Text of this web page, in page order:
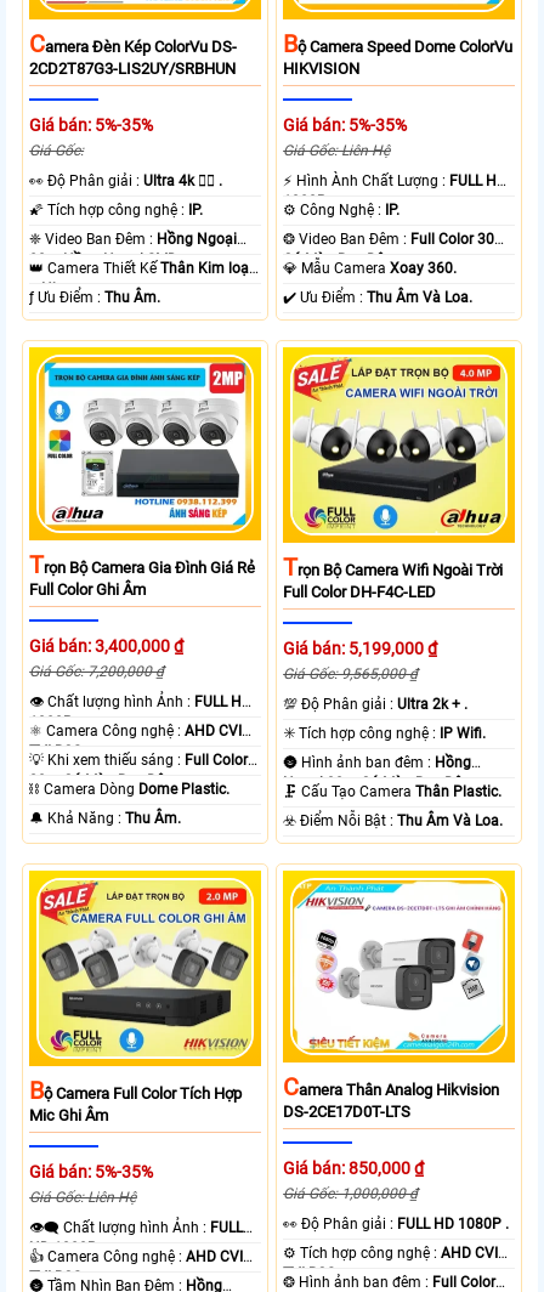
CAmera Đèn Kép ColorVu DS-
2CD2T87G3-LIS2UY/SRBHUN
Giá bán: 5%-35%
Giá Gốc:
️👀 Độ Phân giải :Ultra 4k 👍🏾 .
🌠 Tích hợp công nghệ : IP.
❈ Video Ban Đêm : Hồng Ngoại
80m Hồng Ngoại SMD.
👑 Camera Thiết KếThân Kim loại
+ Nhựa.
️ƒ Ưu Điểm :Thu Âm.
BỘ Camera Speed Dome ColorVu
HIKVISION
Giá bán: 5%-35%
Giá Gốc: Liên Hệ
️⚡ Hình Ành Chất Lượng : FULL HD
1080P .
⚙ Công Nghệ : IP.
❂ Video Ban Đêm : Full Color 30m
Có Màu Ban Ðêm.
💎 Mẫu CameraXoay 360.
️✔️ Ưu Điểm :Thu Âm Và Loa.
TRọn Bộ Camera Gia Đình Giá Rẻ
Full Color Ghi Âm
Giá bán: 3,400,000 ₫
Giá Gốc: 7,200,000 ₫
👁 Chất lượng hình Ảnh : FULL HD
1080P .
⚛️ Camera Công nghệ :AHD CVI
TVI BCS.
💡 Khi xem thiếu sáng : Full Color
20m Có Màu Ban Ðêm.
⛓ Camera Dòng Dome Plastic.
️🔔 Khả Năng :Thu Âm.
TRọn Bộ Camera Wifi Ngoài Trời
Full Color DH-F4C-LED
Giá bán: 5,199,000 ₫
Giá Gốc: 9,565,000 ₫
💯 Độ Phân giải :Ultra 2k + .
✳️ Tích hợp công nghệ :
IP Wifi.
🌚 Hình ảnh ban đêm : Hồng
Ngoại 30m Có Màu Ban Ðêm.
🗜️ Cấu Tạo CameraThân Plastic.
️☣️ Điểm Nỗi Bật :Thu Âm Và Loa.
BỘ Camera Full Color Tích Hợp
Mic Ghi Âm
Giá bán: 5%-35%
Giá Gốc: Liên Hệ
👁️‍🗨 Chất lượng hình Ảnh : FULL
HD 1080P .
👍 Camera Công nghệ :AHD CVI
TVI BCS.
🌚 Tầm Nhìn Ban Đêm : Hồng
CAmera Thân Analog Hikvision
DS-2CE17D0T-LTS
Giá bán: 850,000 ₫
Giá Gốc: 1,000,000 ₫
️👀 Độ Phân giải : FULL HD 1080P .
⚙ Tích hợp công nghệ :AHD CVI
TVI BCS.
❂ Hình ảnh ban đêm : Full Color